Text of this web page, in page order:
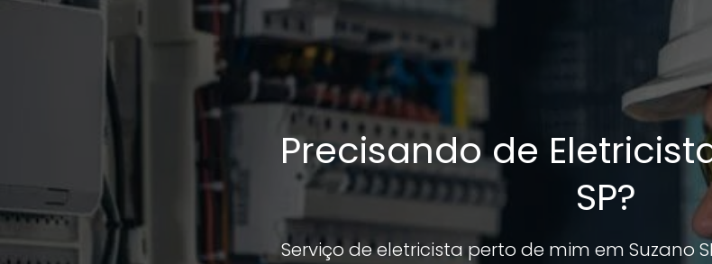
Precisando de
SP?
Serviço de eletricista perto de mim em Suzano